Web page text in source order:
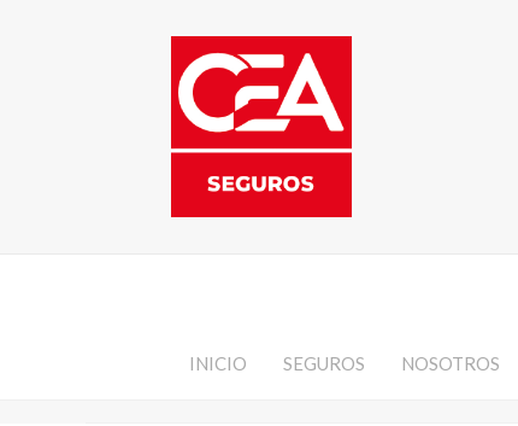
INICIO SEGUROS NOSOTROS